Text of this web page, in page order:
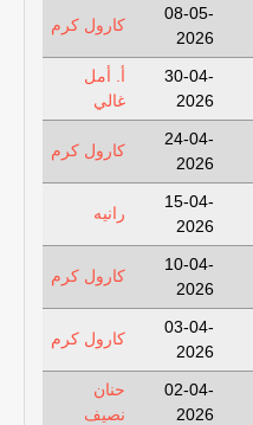
08-05-
2026
كارول كرم
30-04-
2026
أ. أمل
غالي
24-04-
2026
كارول كرم
15-04-
2026
رانيه
10-04-
2026
كارول كرم
03-04-
2026
كارول كرم
02-04-
2026
حنان
نصيف